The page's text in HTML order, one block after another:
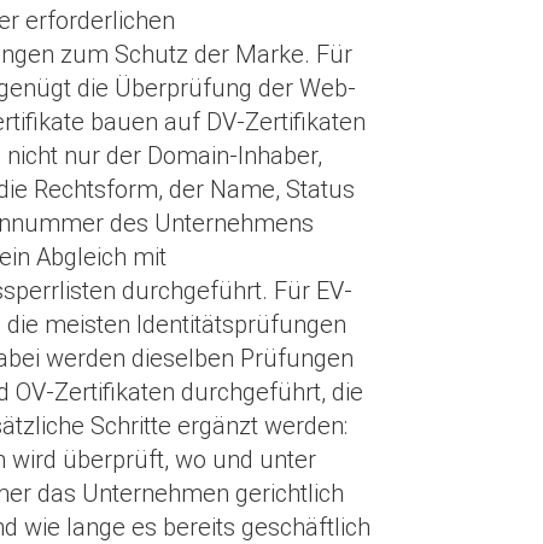
erforderlichen
zum Schutz der Marke. Für
die Überprüfung der Web-
bauen auf DV-Zertifikaten
nur der Domain-Inhaber,
Rechtsform, der Name, Status
des Unternehmens
Abgleich mit
durchgeführt. Für EV-
die meisten Identitätsprüfungen
werden dieselben Prüfungen
OV-Zertifikaten durchgeführt, die
Schritte ergänzt werden:
wird überprüft, wo und unter
das Unternehmen gerichtlich
wie lange es bereits geschäftlich